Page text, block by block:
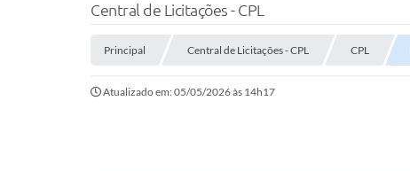
Central de Licitações - CPL
Principal Central de Licitações - CPL CPL
Atualizado em: 05/05/2026 às 14h17